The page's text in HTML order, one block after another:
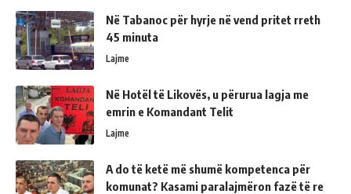
Në Tabanoc për hyrje në vend pritet rreth
45 minuta
Lajme
Në Hotël të Likovës, u përurua lagja me
emrin e Komandant Telit
Lajme
A do të ketë më shumë kompetenca për
komunat? Kasami paralajmëron fazë të re